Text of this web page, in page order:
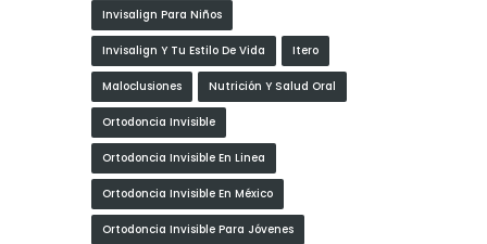
Invisalign Para Niños
Invisalign Y Tu Estilo De Vida Itero
Maloclusiones Nutrición Y Salud Oral
Ortodoncia Invisible
Ortodoncia Invisible En Linea
Ortodoncia Invisible En México
Ortodoncia Invisible Para Jóvenes